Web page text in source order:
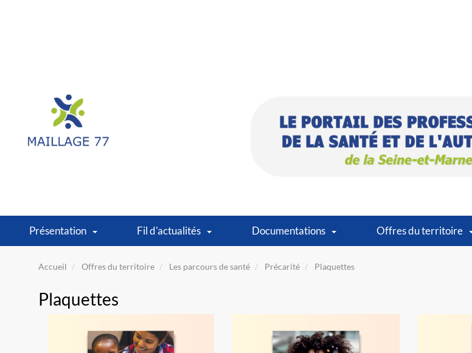
Présentation Fil d'actualités Documentations Offres du territoire
Accueil Offres du territoire Les parcours de santé Précarité Plaquettes
Plaquettes